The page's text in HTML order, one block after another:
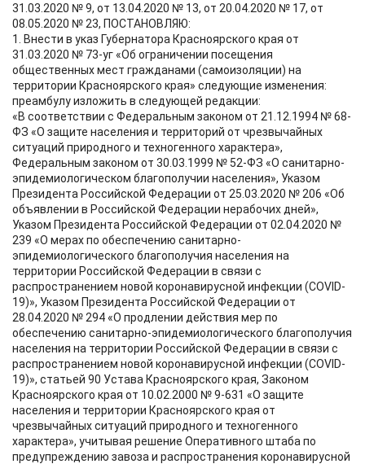
31.03.2020 № 9, от 13.04.2020 № 13, от 20.04.2020 № 17, от
08.05.2020 № 23, ПОСТАНОВЛЯЮ:
1. Внести в указ Губернатора Красноярского края от
31.03.2020 № 73-уг «Об ограничении посещения
общественных мест гражданами (самоизоляции) на
территории Красноярского края» следующие изменения:
преамбулу изложить в следующей редакции:
«В соответствии с Федеральным законом от 21.12.1994 № 68-
ФЗ «О защите населения и территорий от чрезвычайных
ситуаций природного и техногенного характера»,
Федеральным законом от 30.03.1999 № 52-ФЗ «О санитарно-
эпидемиологическом благополучии населения», Указом
Президента Российской Федерации от 25.03.2020 № 206 «Об
объявлении в Российской Федерации нерабочих дней»,
Указом Президента Российской Федерации от 02.04.2020 №
239 «О мерах по обеспечению санитарно-
эпидемиологического благополучия населения на
территории Российской Федерации в связи с
распространением новой коронавирусной инфекции (COVID-
19)», Указом Президента Российской Федерации от
28.04.2020 № 294 «О продлении действия мер по
обеспечению санитарно-эпидемиологического благополучия
населения на территории Российской Федерации в связи с
распространением новой коронавирусной инфекции (COVID-
19)», статьей 90 Устава Красноярского края, Законом
Красноярского края от 10.02.2000 № 9-631 «О защите
населения и территории Красноярского края от
чрезвычайных ситуаций природного и техногенного
характера», учитывая решение Оперативного штаба по
предупреждению завоза и распространения коронавирусной